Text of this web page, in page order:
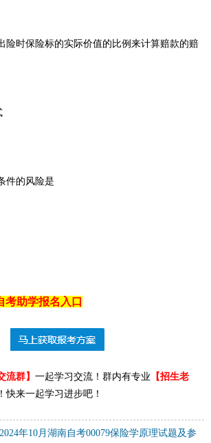
险时保险标的实际价值的比例来计算赔款的赔
件的风险是
考助学报名入口
流群】 一起学习交流！群内有专业 【招生老
快来一起学习进步吧！
2024年10月湖南自考00079保险学原理试题及参